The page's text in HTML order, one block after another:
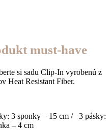
must-have
si sadu Clip-In vyrobenú z
Heat Resistant Fiber.
3 sponky – 15 cm / 3 pásky:
– 4 cm